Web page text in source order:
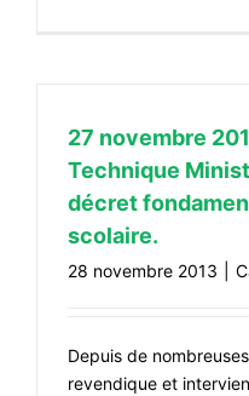
27 novembre
Technique
décret
scolaire.
28 novembre 2013
Depuis de
revendique et